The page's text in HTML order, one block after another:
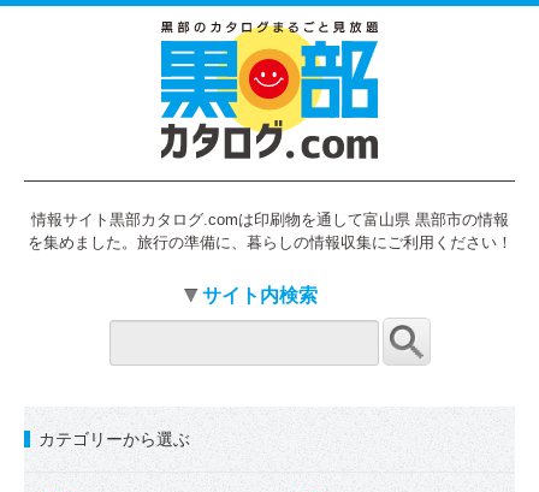
情報サイト黒部カタログ.comは印刷物を通して富山県 黒部市の情報
を集めました。旅行の準備に、暮らしの情報収集にご利用ください！
サイト内検索
カテゴリーから選ぶ